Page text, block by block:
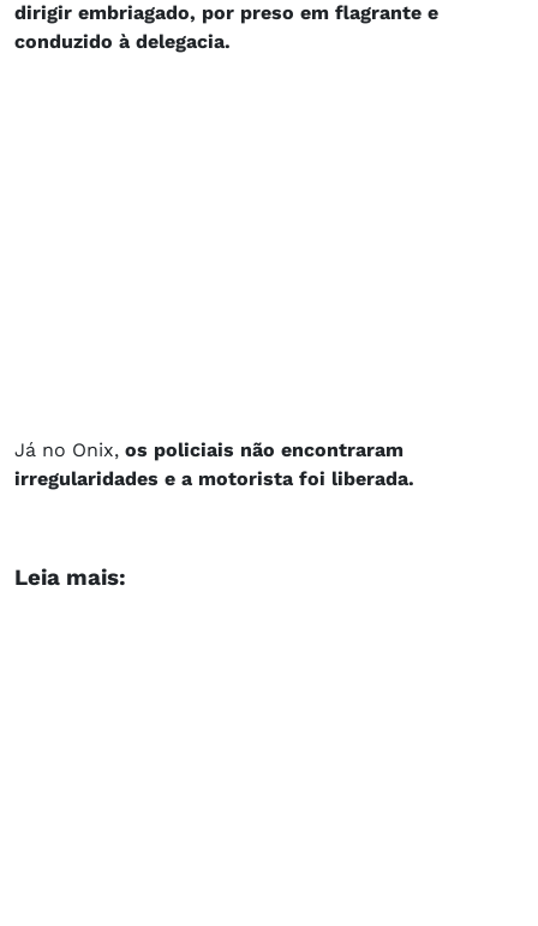
dirigir embriagado, por preso em flagrante e
conduzido à delegacia.
Já no Onix, os policiais não encontraram
irregularidades e a motorista foi liberada.
Leia mais: